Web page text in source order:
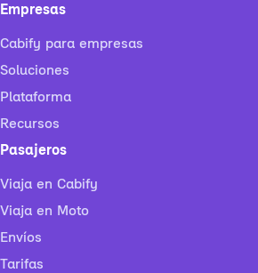
Empresas
Cabify para empresas
Soluciones
Plataforma
Recursos
Pasajeros
Viaja en Cabify
Viaja en Moto
Envíos
Tarifas